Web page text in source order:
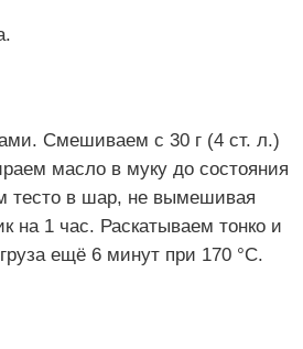
Смешиваем с 30 г (4 ст. л.)
масло в муку до состояния
тесто в шар, не вымешивая
на 1 час. Раскатываем тонко и
ещё 6 минут при 170 °C.